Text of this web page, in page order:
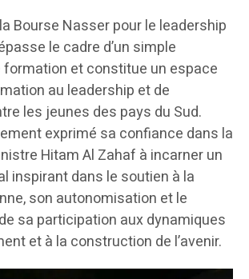
Bourse Nasser pour le leadership
le cadre d’un simple
formation et constitue un espace
au leadership et de
les jeunes des pays du Sud.
exprimé sa confiance dans la
Hitam Al Zahaf à incarner un
inspirant dans le soutien à la
son autonomisation et le
sa participation aux dynamiques
et à la construction de l’avenir.